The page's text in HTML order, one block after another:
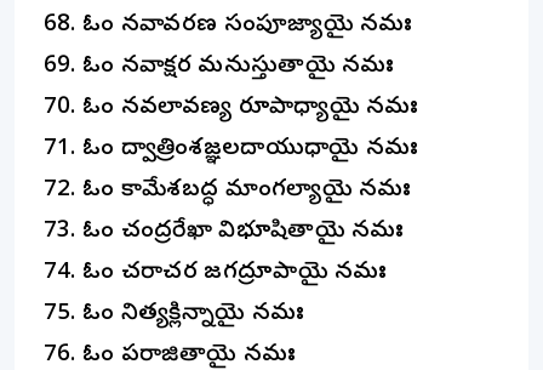
ఓం నవావరణ సంపూజ్యాయై నమః
ఓం నవాక్షర మనుస్తుతాయై నమః
ఓం నవలావణ్య రూపాధ్యాయై నమః
ఓం ద్వాత్రింశజ్ఞలదాయుధాయై నమః
ఓం కామేశబద్ధ మాంగల్యాయై నమః
ఓం చంద్రరేఖా విభూషితాయై నమః
ఓం చరాచర జగద్రూపాయై నమః
ఓం నిత్యక్లిన్నాయై నమః
ఓం పరాజితాయై నమః